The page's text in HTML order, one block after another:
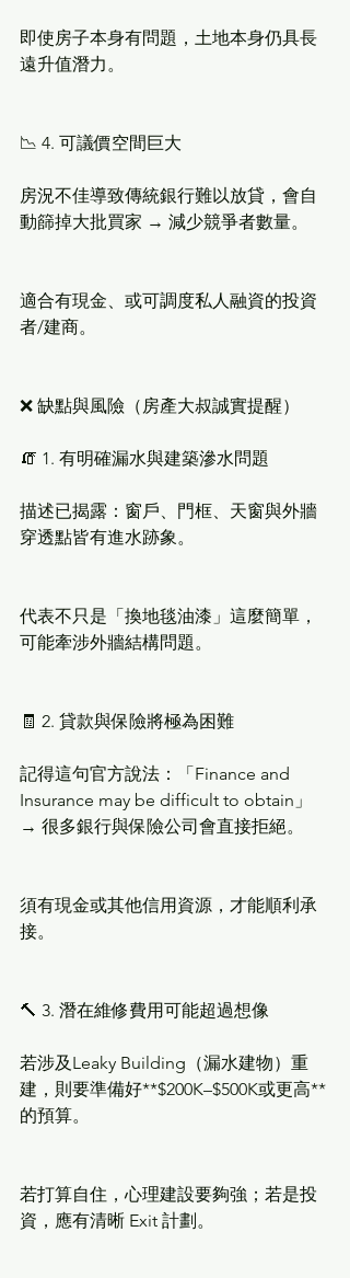
即使房子本身有問題，土地本身仍具長
遠升值潛力。
📉 4. 可議價空間巨大
房況不佳導致傳統銀行難以放貸，會自
動篩掉大批買家 → 減少競爭者數量。
適合有現金、或可調度私人融資的投資
者/建商。
❌ 缺點與風險（房產大叔誠實提醒）
🧯 1. 有明確漏水與建築滲水問題
描述已揭露：窗戶、門框、天窗與外牆
穿透點皆有進水跡象。
代表不只是「換地毯油漆」這麼簡單，
可能牽涉外牆結構問題。
🧾 2. 貸款與保險將極為困難
記得這句官方說法：「Finance and
Insurance may be difficult to obtain」
→ 很多銀行與保險公司會直接拒絕。
須有現金或其他信用資源，才能順利承
接。
🔨 3. 潛在維修費用可能超過想像
若涉及Leaky Building（漏水建物）重
建，則要準備好**$200K–$500K或更高**
的預算。
若打算自住，心理建設要夠強；若是投
資，應有清晰 Exit 計劃。